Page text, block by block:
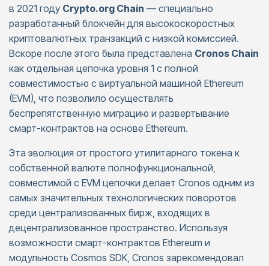
в 2021 году Crypto.org Chain — специально
разработанный блокчейн для высокоскоростных
криптовалютных транзакций с низкой комиссией.
Вскоре после этого была представлена Cronos Chain
как отдельная цепочка уровня 1 с полной
совместимостью с виртуальной машиной Ethereum
(EVM), что позволило осуществлять
беспрепятственную миграцию и развертывание
смарт-контрактов на основе Ethereum.
Эта эволюция от простого утилитарного токена к
собственной валюте полнофункциональной,
совместимой с EVM цепочки делает Cronos одним из
самых значительных технологических поворотов
среди централизованных бирж, входящих в
децентрализованное пространство. Используя
возможности смарт-контрактов Ethereum и
модульность Cosmos SDK, Cronos зарекомендовал